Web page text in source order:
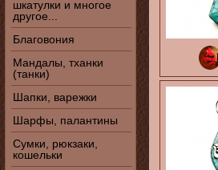
шкатулки и многое
другое...
Благовония
Мандалы, тханки
(танки)
Шапки, варежки
Шарфы, палантины
Сумки, рюкзаки,
кошельки